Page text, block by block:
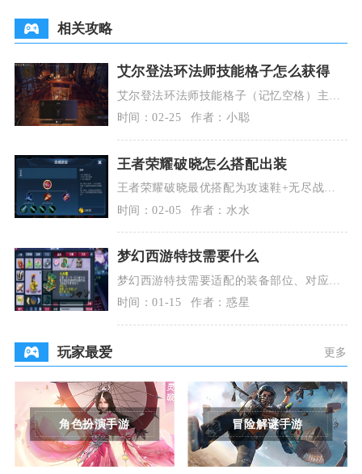
相关攻略
艾尔登法环法师技能格子怎么获得
艾尔登法环法师技能格子（记忆空格）主要
靠收集记忆石永久增加，初始2格，全收集8
颗记忆石后可
时间：02-25 作者：小聪
王者荣耀破晓怎么搭配出装
王者荣耀破晓最优搭配为攻速鞋+无尽战刃
+末世+破晓+逐日之弓+复活甲，适配后羿、
鲁班七号、
时间：02-05 作者：水水
梦幻西游特技需要什么
梦幻西游特技需要适配的装备部位、对应属
性加成、消耗愤怒值以及搭配门派定位，同
时兼顾实战场景
时间：01-15 作者：惑星
玩家最爱 更多
角色扮演手游 冒险解谜手游